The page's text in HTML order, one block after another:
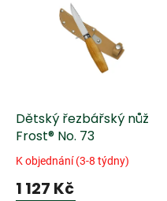
dDětský řezbářský nůž
Frost® No. 73
K objednání (3-8 týdny)
1 127 Kč